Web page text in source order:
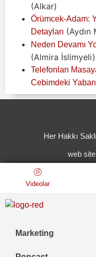
(Alkar)
Örümcek-Adam:
Detayları (Aydın
Neden Devamı
(Almira İslimyeli)
Telefonları
Cebimdeki
Her Hakkı
web
Videolar
Marketing